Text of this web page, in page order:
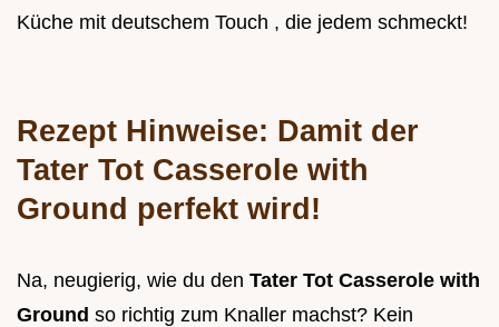
Küche mit deutschem Touch , die jedem schmeckt!
Rezept Hinweise: Damit der
Tater Tot Casserole with
Ground perfekt wird!
Na, neugierig, wie du den Tater Tot Casserole with
Ground so richtig zum Knaller machst? Kein